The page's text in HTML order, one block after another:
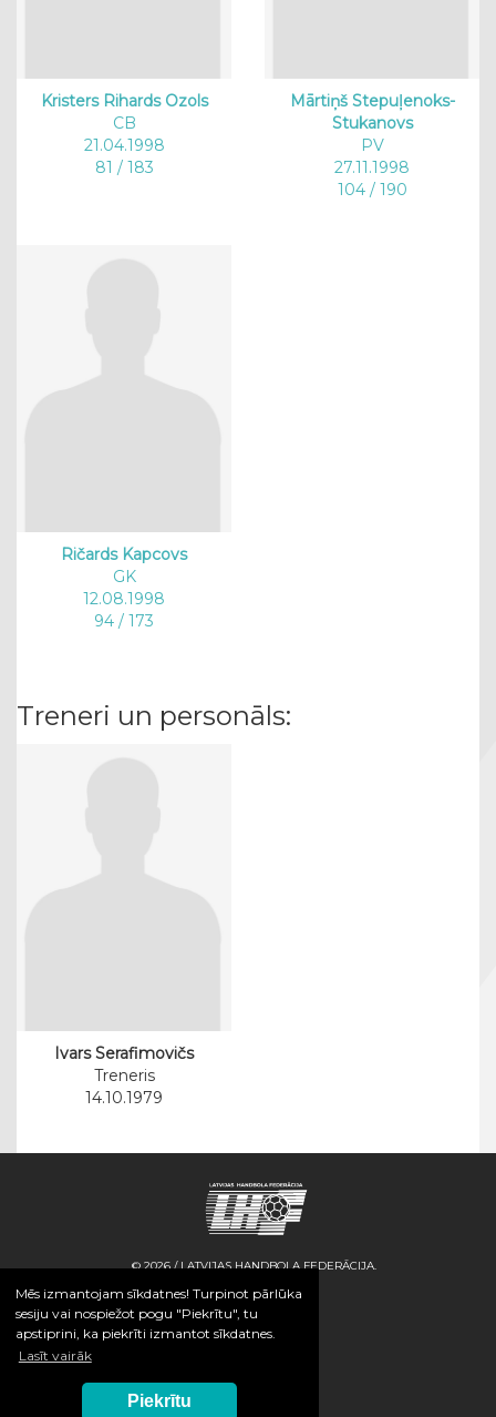
Mēs izmantojam sīkdatnes! Turpinot pārlūka
sesiju vai nospiežot pogu "Piekrītu", tu
apstiprini, ka piekrīti izmantot sīkdatnes.
Lasīt vairāk
Piekrītu
Kristers Rihards Ozols
CB
21.04.1998
81 / 183
Mārtiņš Stepuļenoks-
Stukanovs
PV
27.11.1998
104 / 190
Ričards Kapcovs
GK
12.08.1998
94 / 173
Treneri un personāls:
Ivars Serafimovičs
Treneris
14.10.1979
© 2026 / LATVIJAS HANDBOLA FEDERĀCIJA.